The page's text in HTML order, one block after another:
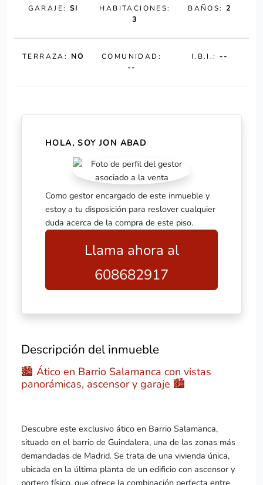
GARAJE: SI
HABITACIONES:
3
BAÑOS:2
TERRAZA: NO
COMUNIDAD:
--
I.B.I.:--
HOLA, SOY JON ABAD
Como gestor encargado de este inmueble y
estoy a tu disposición para reslover cualquier
duda acerca de la compra de este piso.
Llama ahora al
608682917
Descripción del inmueble
🏙️ Ático en Barrio Salamanca con vistas
panorámicas, ascensor y garaje 🏙️
Descubre este exclusivo ático en Barrio Salamanca,
situado en el barrio de Guindalera, una de las zonas más
demandadas de Madrid. Se trata de una vivienda única,
ubicada en la última planta de un edificio con ascensor y
portero físico, que ofrece la combinación perfecta entre